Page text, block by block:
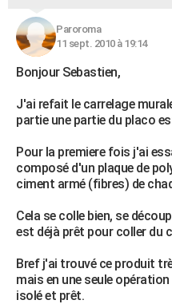
Paroroma
11 sept. 2010 à 19:14
Bonjour Sebastien,
J'ai refait le carrelage
partie une partie du placo
Pour la premiere fois j'ai
composé d'un plaque de
ciment armé (fibres) de
Cela se colle bien, se
est déjà prêt pour coller du
Bref j'ai trouvé ce produit
mais en une seule
isolé et prêt.